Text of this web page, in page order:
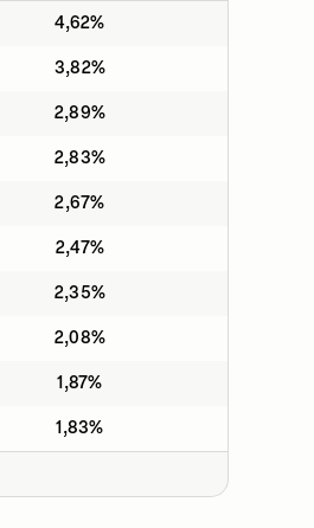
4,62%
3,82%
2,89%
2,83%
2,67%
2,47%
2,35%
2,08%
1,87%
1,83%